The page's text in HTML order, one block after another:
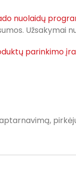
nuolaidų
parinkimo